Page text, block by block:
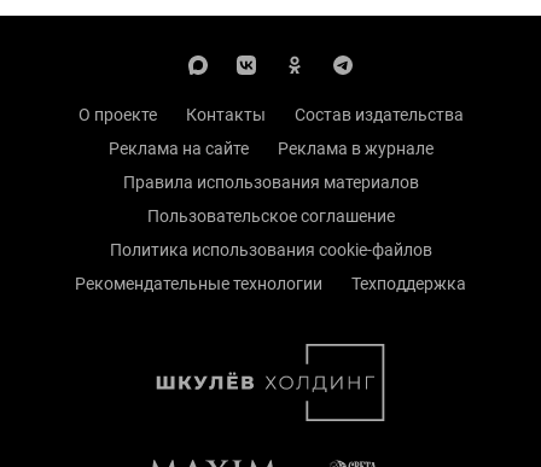
О проекте Контакты
Состав издательства
Реклама на сайте
Реклама в журнале
Правила использования материалов
Пользовательское соглашение
Политика использования cookie-файлов
Рекомендательные технологии
Техподдержка